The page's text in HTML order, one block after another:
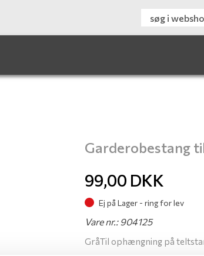
Garderobestang
99,00 DKK
Ej på Lager - ring for lev
Vare nr.: 904125
GråTil ophængning på